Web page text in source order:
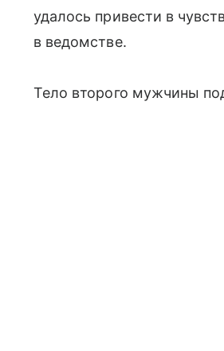
удалось привести в
в ведомстве.
Тело второго мужчины